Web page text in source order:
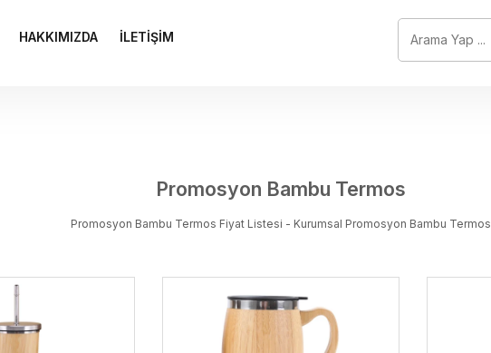
HAKKIMIZDA İLETİŞİM
ARAMA YAP ...
Promosyon Bambu Termos
Promosyon Bambu Termos Fiyat Listesi - Kurumsal Promosyon Bambu Termos